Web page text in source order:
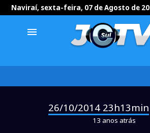
Naviraí, sexta-feira, 07 de Agosto de
menu
26/10/2014 23h13min
13 anos atrás